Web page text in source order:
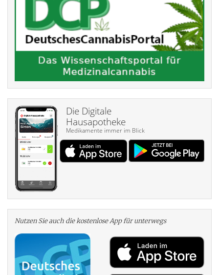
Die Digitale
Hausapotheke
Medikamente immer im Blick
Nutzen Sie auch die kosten­lose App für unterwegs